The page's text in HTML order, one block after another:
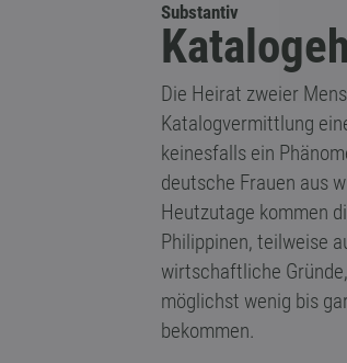
Substantiv
Die Heirat zweier
Katalogvermittlung
keinesfalls ein
deutsche Frauen aus
Heutzutage kommen
Philippinen, teilweise
wirtschaftliche
möglichst wenig bis
bekommen.